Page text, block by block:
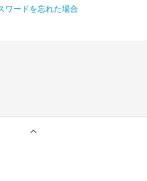
ワードを忘れた場合